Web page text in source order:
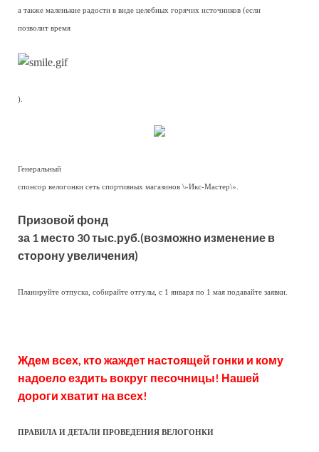
а также маленькие радости в виде целебных горячих источников (если
позволит время
).
Генеральный
спонсор велогонки сеть спортивных магазинов \»Икс-Мастер\».
Призовой фонд
за 1 место 30 тыс.руб.(возможно изменение в
сторону увеличения)
Планируйте отпуска, собирайте отгулы, с 1 января по 1 мая подавайте заявки.
Ждем всех, кто жаждет настоящей гонки и кому
надоело ездить вокруг песочницы! Нашей
дороги хватит на всех!
ПРАВИЛА И ДЕТАЛИ ПРОВЕДЕНИЯ ВЕЛОГОНКИ